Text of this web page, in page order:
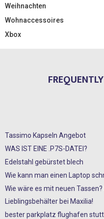
Weihnachten
Wohnaccessoires
Xbox
Tassimo Kapseln Angebot
WAS IST EINE .P7S-DATEI?
Edelstahl gebürstet blech
Wie kann man einen Laptop
Wie wäre es mit neuen
Lieblingsbehälter bei Maxilia!
bester parkplatz flughafen